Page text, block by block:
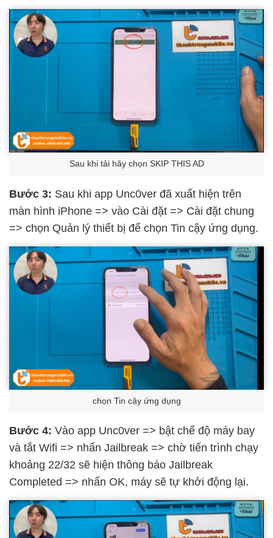
Sau khi tải hãy chọn SKIP THIS AD
Bước 3: Sau khi app Unc0ver đã xuất hiện trên
màn hình iPhone => vào Cài đặt => Cài đặt chung
=> chọn Quản lý thiết bị để chọn Tin cậy ứng dụng.
chọn Tin cậy ứng dụng
Bước 4: Vào app Unc0ver => bật chế độ máy bay
và tắt Wifi => nhấn Jailbreak => chờ tiến trình chạy
khoảng 22/32 sẽ hiện thông báo Jailbreak
Completed => nhấn OK, máy sẽ tự khởi động lại.